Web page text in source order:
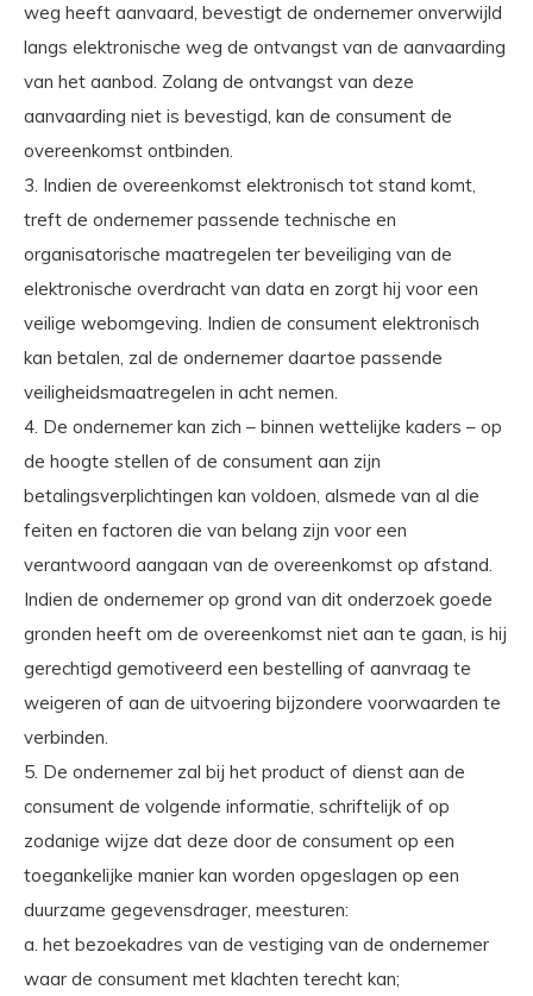
weg heeft aanvaard, bevestigt de ondernemer onverwijld
langs elektronische weg de ontvangst van de aanvaarding
van het aanbod. Zolang de ontvangst van deze
aanvaarding niet is bevestigd, kan de consument de
overeenkomst ontbinden.
3. Indien de overeenkomst elektronisch tot stand komt,
treft de ondernemer passende technische en
organisatorische maatregelen ter beveiliging van de
elektronische overdracht van data en zorgt hij voor een
veilige webomgeving. Indien de consument elektronisch
kan betalen, zal de ondernemer daartoe passende
veiligheidsmaatregelen in acht nemen.
4. De ondernemer kan zich – binnen wettelijke kaders – op
de hoogte stellen of de consument aan zijn
betalingsverplichtingen kan voldoen, alsmede van al die
feiten en factoren die van belang zijn voor een
verantwoord aangaan van de overeenkomst op afstand.
Indien de ondernemer op grond van dit onderzoek goede
gronden heeft om de overeenkomst niet aan te gaan, is hij
gerechtigd gemotiveerd een bestelling of aanvraag te
weigeren of aan de uitvoering bijzondere voorwaarden te
verbinden.
5. De ondernemer zal bij het product of dienst aan de
consument de volgende informatie, schriftelijk of op
zodanige wijze dat deze door de consument op een
toegankelijke manier kan worden opgeslagen op een
duurzame gegevensdrager, meesturen:
a. het bezoekadres van de vestiging van de ondernemer
waar de consument met klachten terecht kan;